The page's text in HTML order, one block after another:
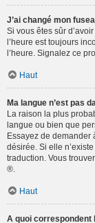
J’ai changé mon
Si vous êtes sûr
l’heure est toujours
l’heure. Signalez ce
Haut
Ma langue n’est pas
La raison la plus
langue ou bien que
Essayez de demander
désirée. Si elle
traduction. Vous
®.
Haut
A quoi correspondent